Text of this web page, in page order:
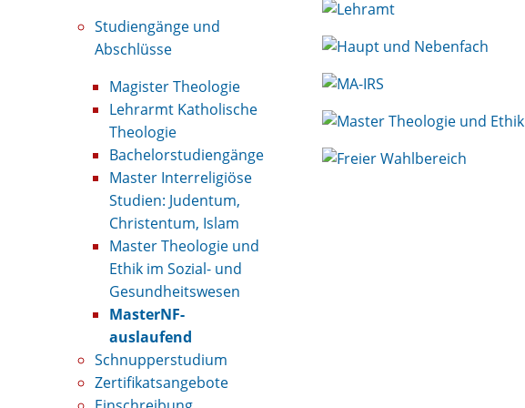
Studiengänge und
Abschlüsse
Magister Theologie
Lehrarmt Katholische
Theologie
Bachelorstudiengänge
Master Interreligiöse
Studien: Judentum,
Christentum, Islam
Master Theologie und
Ethik im Sozial- und
Gesundheitswesen
MasterNF-
auslaufend
Schnupperstudium
Zertifikatsangebote
Katholische
Theologie
(Nebenfach)
auslaufend
9/2028
Modulbeschreibungen
Prüfungsordnung